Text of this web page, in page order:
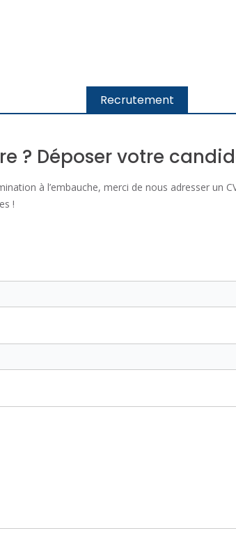
Recrutement
? Déposer votre
à l’embauche, merci de nous adresser un
!